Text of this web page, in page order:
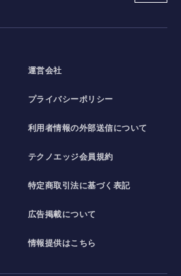
運営会社
プライバシーポリシー
利用者情報の外部送信について
テクノエッジ会員規約
特定商取引法に基づく表記
広告掲載について
情報提供はこちら